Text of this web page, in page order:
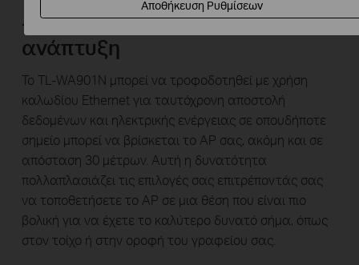
-Περισσότερη ευέλικτη
ανάπτυξη
Το TL-WA901N μπορεί να τροφοδοτηθεί με χρήση
καλωδίου Ethernet για ταυτόχρονη αποστολή
δεδομένων και ηλεκτρικής ενέργειας σε οπουδήποτε
σημείο μπορεί να βρίσκεται το AP σας, ακόμη και σε
απόσταση 30 μέτρων. Αυτή η δυνατότητα
πολλαπλασιάζει τις επιλογές σας επιτρέποντάς σας
να τοποθετήσετε το AP σε μια θέση που είναι πιο
βολική για να έχετε το καλύτερο δυνατό σήμα, όπως
στον τοίχο ή στην οροφή του γραφείου σας.
Αποθήκευση Ρυθμίσεων